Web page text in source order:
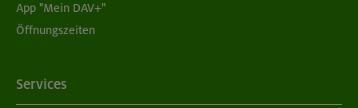
App "Mein DAV+"
Öffnungszeiten
Services